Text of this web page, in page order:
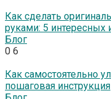
Как сделать
руками: 5 интересных
Блог
0 6
Как самостоятельно
пошаговая инструкция